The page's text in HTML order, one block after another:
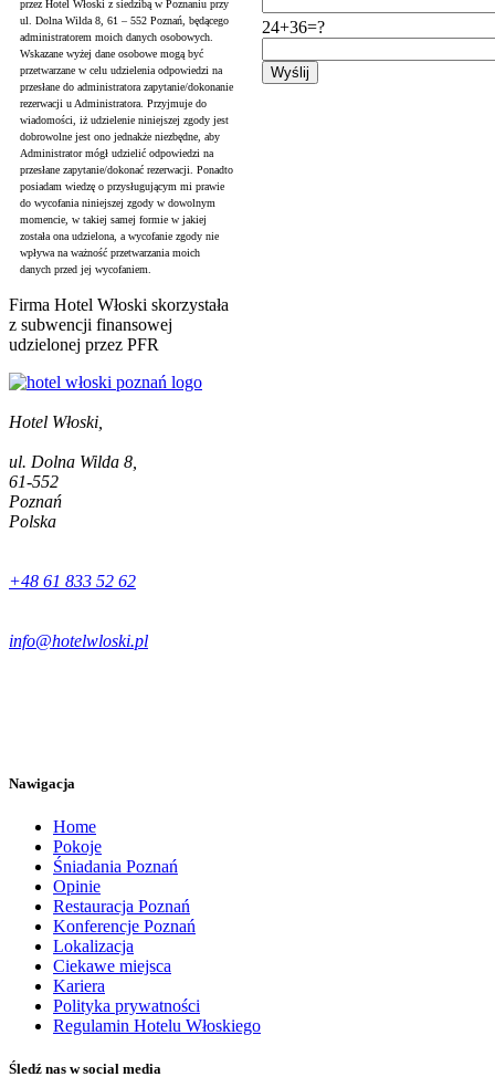
przez Hotel Włoski z siedzibą w Poznaniu przy
ul. Dolna Wilda 8, 61 – 552 Poznań, będącego
administratorem moich danych osobowych.
Wskazane wyżej dane osobowe mogą być
przetwarzane w celu udzielenia odpowiedzi na
przesłane do administratora zapytanie/dokonanie
rezerwacji u Administratora. Przyjmuje do
wiadomości, iż udzielenie niniejszej zgody jest
dobrowolne jest ono jednakże niezbędne, aby
Administrator mógł udzielić odpowiedzi na
przesłane zapytanie/dokonać rezerwacji. Ponadto
posiadam wiedzę o przysługującym mi prawie
do wycofania niniejszej zgody w dowolnym
momencie, w takiej samej formie w jakiej
została ona udzielona, a wycofanie zgody nie
wpływa na ważność przetwarzania moich
danych przed jej wycofaniem.
Firma Hotel Włoski skorzystała
z subwencji finansowej
udzielonej przez PFR
24+36=?
Hotel Włoski,
ul. Dolna Wilda 8,
61-552
Poznań
Polska
+48 61 833 52 62
info@hotelwloski.pl
Nawigacja
Home
Pokoje
Śniadania Poznań
Opinie
Restauracja Poznań
Konferencje Poznań
Lokalizacja
Ciekawe miejsca
Kariera
Polityka prywatności
Regulamin Hotelu Włoskiego
Śledź nas w social media